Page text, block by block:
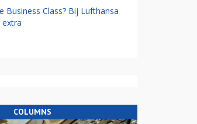
Business Class? Bij Lufthansa
COLUMNS